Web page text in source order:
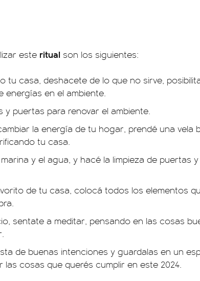
este ritual son los siguientes:
tu casa, deshacete de lo que no sirve,
energías en el ambiente.
y puertas para renovar el ambiente.
la energía de tu hogar, prendé una vela
tu casa.
y el agua, y hacé la limpieza de puertas
de tu casa, colocá todos los elementos
sentate a meditar, pensando en las cosas
de buenas intenciones y guardalas en un
las cosas que querés cumplir en este 2024.